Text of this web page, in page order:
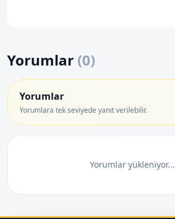
Yorumlar (0)
Yorumlar
Yorumlara tek seviyede yanıt verilebilir.
Yorumlar yükleniyor...